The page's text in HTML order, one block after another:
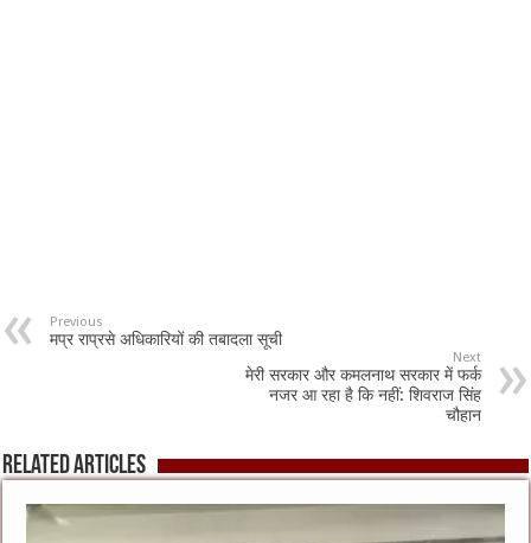
Previous
मप्र राप्रसे अधिकारियों की तबादला सूची
Next
मेरी सरकार और कमलनाथ सरकार में फर्क
नजर आ रहा है कि नहीं: शिवराज सिंह
चौहान
Related Articles